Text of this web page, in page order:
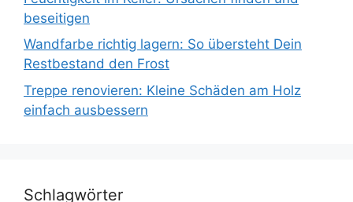
beseitigen
Wandfarbe richtig lagern: So übersteht Dein
Restbestand den Frost
Treppe renovieren: Kleine Schäden am Holz
einfach ausbessern
Schlagwörter